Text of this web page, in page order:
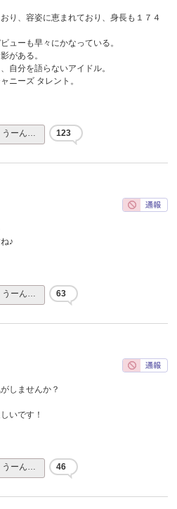
り、容姿に恵まれており、身長も１７４
ューも早々にかなっている。
がある。
自分を語らないアイドル。
ニーズ タレント。
うーん… 123
♪
うーん… 63
しませんか？
いです！
うーん… 46